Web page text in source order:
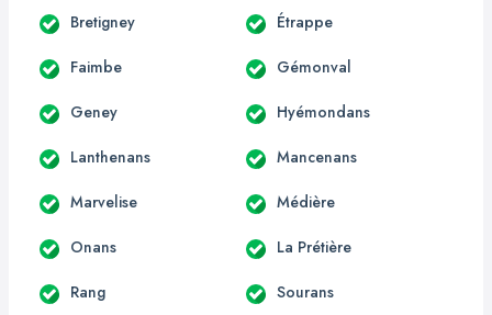
Bretigney Étrappe
Faimbe Gémonval
Geney Hyémondans
Lanthenans Mancenans
Marvelise Médière
Onans La Prétière
Rang Sourans